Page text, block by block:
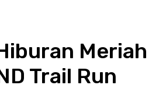
Meriah
Trail Run